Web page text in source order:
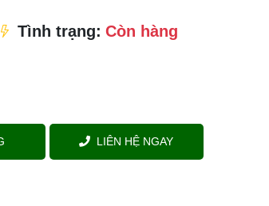
Tình trạng: Còn hàng
LIÊN HỆ NGAY